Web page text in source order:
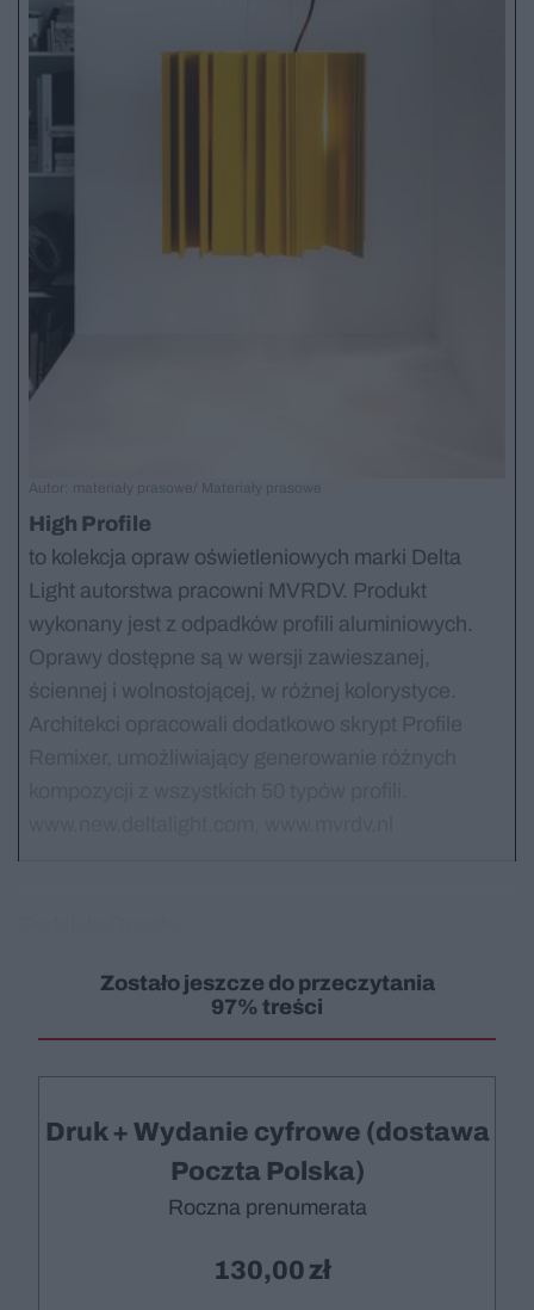
Autor: materiały prasowe/ Materiały prasowe
High Profile
to kolekcja opraw oświetleniowych marki Delta
Light autorstwa pracowni MVRDV. Produkt
wykonany jest z odpadków profili aluminiowych.
Oprawy dostępne są w wersji zawieszanej,
ściennej i wolnostojącej, w różnej kolorystyce.
Architekci opracowali dodatkowo skrypt Profile
Zostało jeszcze do przeczytania
97% treści
Druk + Wydanie cyfrowe (dostawa
Poczta Polska)
Roczna prenumerata
130,00